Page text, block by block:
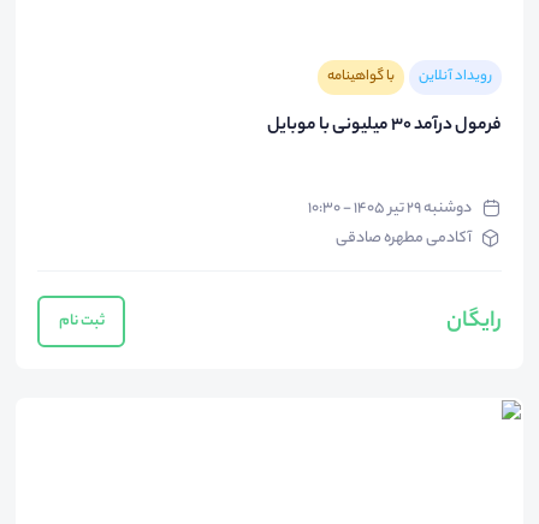
رویداد آنلاین با گواهینامه
فرمول درآمد 30 میلیونی با موبایل
دوشنبه ۲۹ تیر ۱۴۰۵ - ۱۰:۳۰
آکادمی مطهره صادقی
رایگان ثبت نام